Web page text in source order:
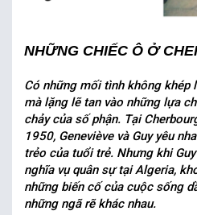
NHỮNG CHIẾC Ô Ở
Có những mối tình không khép
mà lặng lẽ tan vào những lựa
chảy của số phận. Tại
1950, Geneviève và Guy yêu
trẻo của tuổi trẻ. Nhưng khi
nghĩa vụ quân sự tại Algeria,
những biến cố của cuộc sống
những ngã rẽ khác nhau.